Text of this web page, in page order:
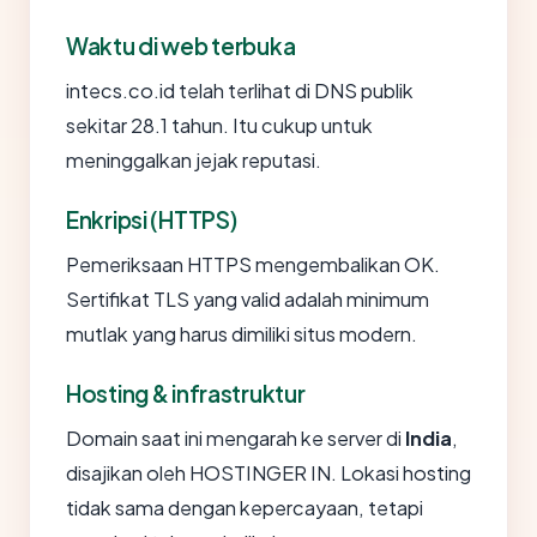
Waktu di web terbuka
intecs.co.id telah terlihat di DNS publik
sekitar 28.1 tahun. Itu cukup untuk
meninggalkan jejak reputasi.
Enkripsi (HTTPS)
Pemeriksaan HTTPS mengembalikan OK.
Sertifikat TLS yang valid adalah minimum
mutlak yang harus dimiliki situs modern.
Hosting & infrastruktur
Domain saat ini mengarah ke server di India,
disajikan oleh HOSTINGER IN. Lokasi hosting
tidak sama dengan kepercayaan, tetapi